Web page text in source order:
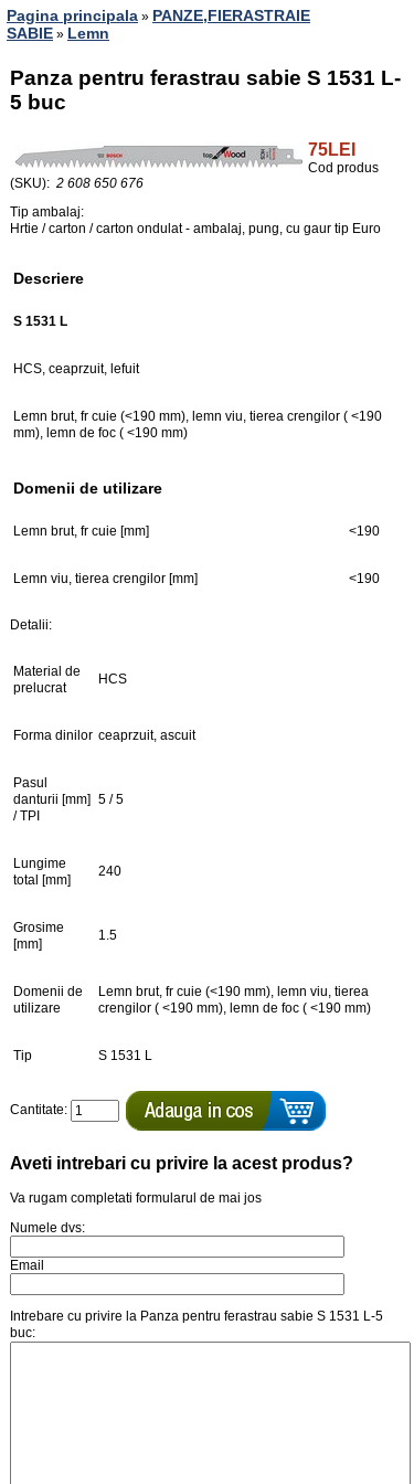
Pagina principala » PANZE,FIERASTRAIE
SABIE » Lemn
Panza pentru ferastrau sabie S 1531 L-
5 buc
75LEI
Cod produs
(SKU): 2 608 650 676
Tip ambalaj:
Hrtie / carton / carton ondulat - ambalaj, pung, cu gaur tip Euro
Descriere
S 1531 L
HCS, ceaprzuit, lefuit
Lemn brut, fr cuie (<190 mm), lemn viu, tierea crengilor ( <190
mm), lemn de foc ( <190 mm)
Domenii de utilizare
Lemn brut, fr cuie [mm] <190
Lemn viu, tierea crengilor [mm] <190
Detalii:
Material de
prelucrat
HCS
Forma dinilor ceaprzuit, ascuit
Pasul
danturii [mm]
/ TPI
5 / 5
Lungime
total [mm]
240
Grosime
[mm]
1.5
Domenii de
utilizare
Lemn brut, fr cuie (<190 mm), lemn viu, tierea
crengilor ( <190 mm), lemn de foc ( <190 mm)
Tip S 1531 L
Cantitate:
Aveti intrebari cu privire la acest produs?
Va rugam completati formularul de mai jos
Numele dvs:
Email
Intrebare cu privire la Panza pentru ferastrau sabie S 1531 L-5
buc: